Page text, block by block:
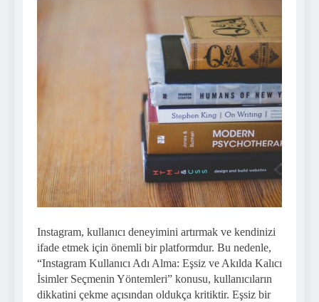
Instagram, kullanıcı deneyimini artırmak ve kendinizi
ifade etmek için önemli bir platformdur. Bu nedenle,
“Instagram Kullanıcı Adı Alma: Eşsiz ve Akılda Kalıcı
İsimler Seçmenin Yöntemleri” konusu, kullanıcıların
dikkatini çekme açısından oldukça kritiktir. Eşsiz bir